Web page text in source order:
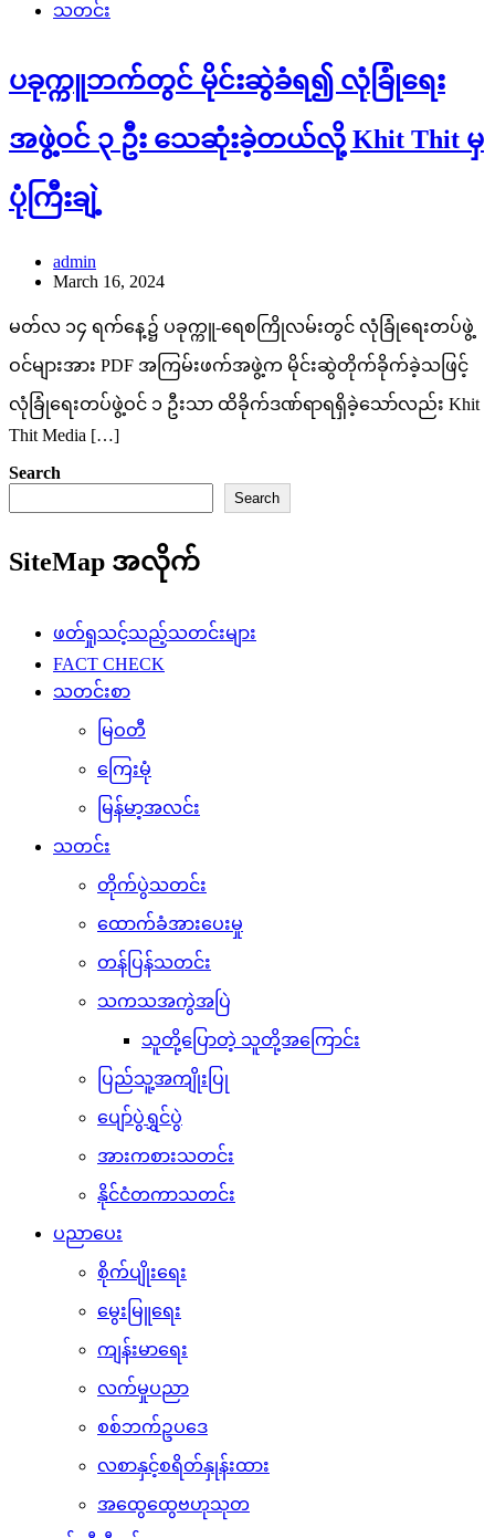
သတင်း
ပခုက္ကူဘက်တွင် မိုင်းဆွဲခံရ၍ လုံခြုံရေး
အဖွဲ့ဝင် ၃ ဦး သေဆုံးခဲ့တယ်လို့ Khit Thit မှ
ပုံကြီးချဲ့
admin
March 16, 2024
မတ်လ ၁၄ ရက်နေ့၌ ပခုက္ကူ-ရေစကြိုလမ်းတွင် လုံခြုံရေးတပ်ဖွဲ့
ဝင်များအား PDF အကြမ်းဖက်အဖွဲ့က မိုင်းဆွဲတိုက်ခိုက်ခဲ့သဖြင့်
လုံခြုံရေးတပ်ဖွဲ့ဝင် ၁ ဦးသာ ထိခိုက်ဒဏ်ရာရရှိခဲ့သော်လည်း Khit
Thit Media […]
Search
Search
SiteMap အလိုက်
ဖတ်ရှုသင့်သည့်သတင်းများ
FACT CHECK
သတင်းစာ
မြဝတီ
ကြေးမုံ
မြန်မာ့အလင်း
သတင်း
တိုက်ပွဲသတင်း
ထောက်ခံအားပေးမှု
တန်ပြန်သတင်း
သကသအကွဲအပြဲ
သူတို့ပြောတဲ့ သူတို့အကြောင်း
ပြည်သူ့အကျိုးပြု
ပျော်ပွဲရွှင်ပွဲ
အားကစားသတင်း
နိုင်ငံတကာသတင်း
ပညာပေး
စိုက်ပျိုးရေး
မွေးမြူရေး
ကျန်းမာရေး
လက်မှုပညာ
စစ်ဘက်ဥပဒေ
လစာနှင့်စရိတ်နှုန်းထား
အထွေထွေဗဟုသုတ